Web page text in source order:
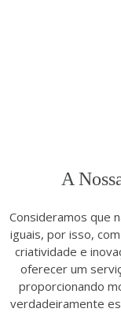
A
Consideramos que
iguais, por isso,
criatividade e
oferecer um
proporcionando
verdadeiramente